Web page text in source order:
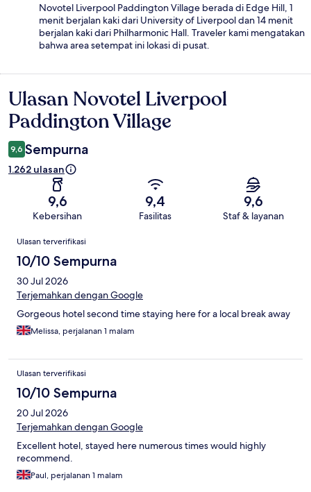
Novotel Liverpool Paddington Village berada di Edge Hill, 1
menit berjalan kaki dari University of Liverpool dan 14 menit
berjalan kaki dari Philharmonic Hall. Traveler kami mengatakan
bahwa area setempat ini lokasi di pusat.
Ulasan
Ulasan Novotel Liverpool
Paddington Village
9,6 Sempurna
1.262 ulasan
9,6
Kebersihan
9,4
Fasilitas
9,6
Staf & layanan
Ulasan
Ulasan terverifikasi
10/10 Sempurna
30 Jul 2026
Terjemahkan dengan Google
Gorgeous hotel second time staying here for a local break away
Melissa, perjalanan 1 malam
Ulasan terverifikasi
10/10 Sempurna
20 Jul 2026
Terjemahkan dengan Google
Excellent hotel, stayed here numerous times would highly
recommend.
Paul, perjalanan 1 malam